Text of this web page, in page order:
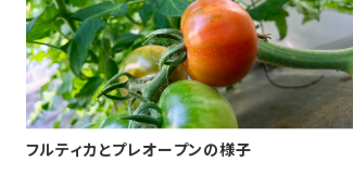
フルティカとプレオープンの様子